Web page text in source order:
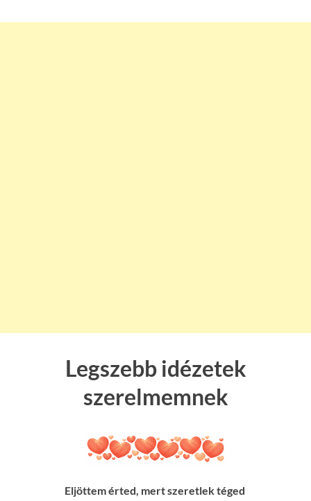
Legszebb idézetek
szerelmemnek
Eljöttem érted, mert szeretlek téged